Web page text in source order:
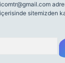
sitemizden